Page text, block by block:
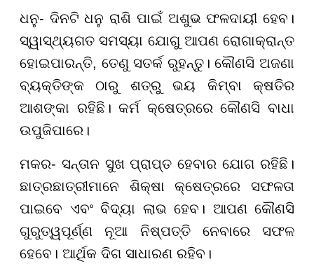
ଧନୁ- ଦିନଟି ଧନୁ ରାଶି ପାଇଁ ଅଶୁଭ ଫଳଦାୟୀ ହେବ।
ସ୍ୱାସ୍ଥ୍ୟଗତ ସମସ୍ୟା ଯୋଗୁ ଆପଣ ରୋଗାକ୍ରାନ୍ତ
ହୋଇପାରନ୍ତି, ତେଣୁ ସତର୍କ ରୁହନ୍ତୁ। କୌଣସି ଅଜଣା
ବ୍ୟକ୍ତିଙ୍କ ଠାରୁ ଶତ୍ରୁ ଭୟ କିମ୍ବା କ୍ଷତିର
ଆଶଙ୍କା ରହିଛି। କର୍ମ କ୍ଷେତ୍ରରେ କୌଣସି ବାଧା
ଉପୁଜିପାରେ।
ମକର- ସନ୍ତାନ ସୁଖ ପ୍ରାପ୍ତ ହେବାର ଯୋଗ ରହିଛି।
ଛାତ୍ରଛାତ୍ରୀମାନେ ଶିକ୍ଷା କ୍ଷେତ୍ରରେ ସଫଳତା
ପାଇବେ ଏବଂ ବିଦ୍ୟା ଲାଭ ହେବ। ଆପଣ କୌଣସି
ଗୁରୁତ୍ୱପୂର୍ଣ୍ଣ ନୂଆ ନିଷ୍ପତ୍ତି ନେବାରେ ସଫଳ
ହେବେ। ଆର୍ଥିକ ଦିଗ ସାଧାରଣ ରହିବ।